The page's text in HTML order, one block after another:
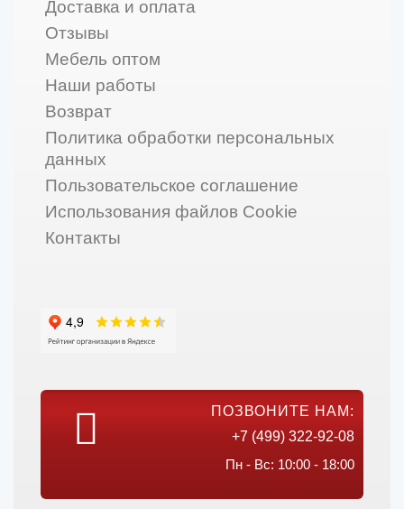
Доставка и оплата
Отзывы
Мебель оптом
Наши работы
Возврат
Политика обработки персональных
данных
Пользовательское соглашение
Использования файлов Cookie
Контакты
ПОЗВОНИТЕ НАМ:
+7 (499) 322-92-08
Пн - Вс: 10:00 - 18:00